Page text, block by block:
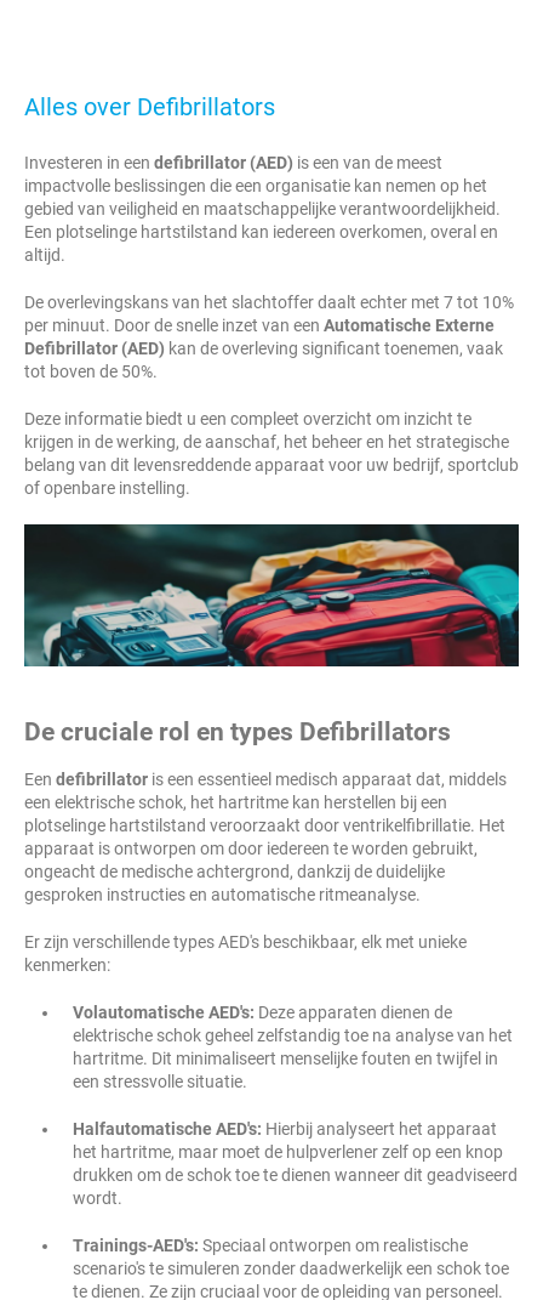
Alles over Defibrillators
Investeren in een defibrillator (AED) is een van de meest
impactvolle beslissingen die een organisatie kan nemen op het
gebied van veiligheid en maatschappelijke verantwoordelijkheid.
Een plotselinge hartstilstand kan iedereen overkomen, overal en
altijd.
De overlevingskans van het slachtoffer daalt echter met 7 tot 10%
per minuut. Door de snelle inzet van een Automatische Externe
Defibrillator (AED) kan de overleving significant toenemen, vaak
tot boven de 50%.
Deze informatie biedt u een compleet overzicht om inzicht te
krijgen in de werking, de aanschaf, het beheer en het strategische
belang van dit levensreddende apparaat voor uw bedrijf, sportclub
of openbare instelling.
De cruciale rol en types Defibrillators
Een defibrillator is een essentieel medisch apparaat dat, middels
een elektrische schok, het hartritme kan herstellen bij een
plotselinge hartstilstand veroorzaakt door ventrikelfibrillatie. Het
apparaat is ontworpen om door iedereen te worden gebruikt,
ongeacht de medische achtergrond, dankzij de duidelijke
gesproken instructies en automatische ritmeanalyse.
Er zijn verschillende types AED's beschikbaar, elk met unieke
kenmerken:
Volautomatische AED's: Deze apparaten dienen de
elektrische schok geheel zelfstandig toe na analyse van het
hartritme. Dit minimaliseert menselijke fouten en twijfel in
een stressvolle situatie.
Halfautomatische AED's: Hierbij analyseert het apparaat
het hartritme, maar moet de hulpverlener zelf op een knop
drukken om de schok toe te dienen wanneer dit geadviseerd
wordt.
Trainings-AED's: Speciaal ontworpen om realistische
scenario's te simuleren zonder daadwerkelijk een schok toe
te dienen. Ze zijn cruciaal voor de opleiding van personeel.